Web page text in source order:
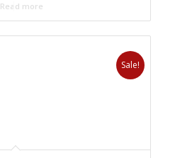
Read more
Sale!